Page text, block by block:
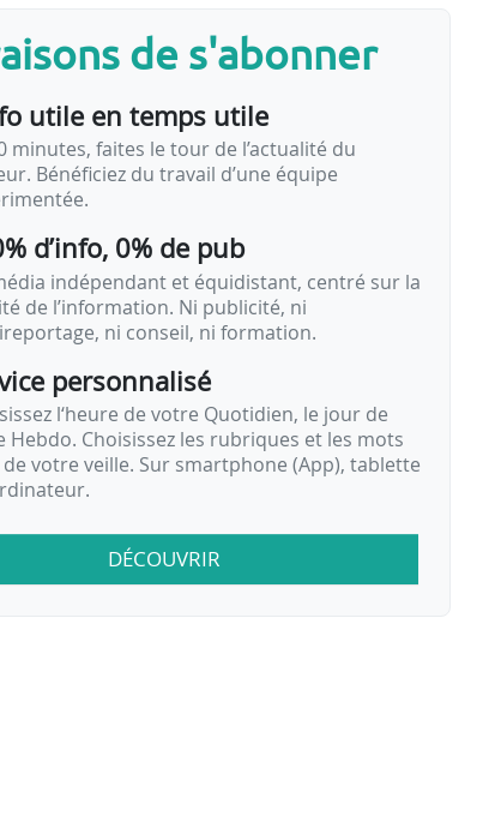
origine-destination sur l’ensemble du réseau
(Isère) ;
(Haute-Vienne).
par la Région…
de s'abonner
utile en temps utile
minutes, faites le tour de l’actualité du
Bénéficiez du travail d’une équipe
d’info, 0% de pub
indépendant et équidistant, centré sur la
de l’information. Ni publicité, ni
ni conseil, ni formation.
personnalisé
l‘heure de votre Quotidien, le jour de
Hebdo. Choisissez les rubriques et les mots
de votre veille. Sur smartphone (App), tablette
DÉCOUVRIR